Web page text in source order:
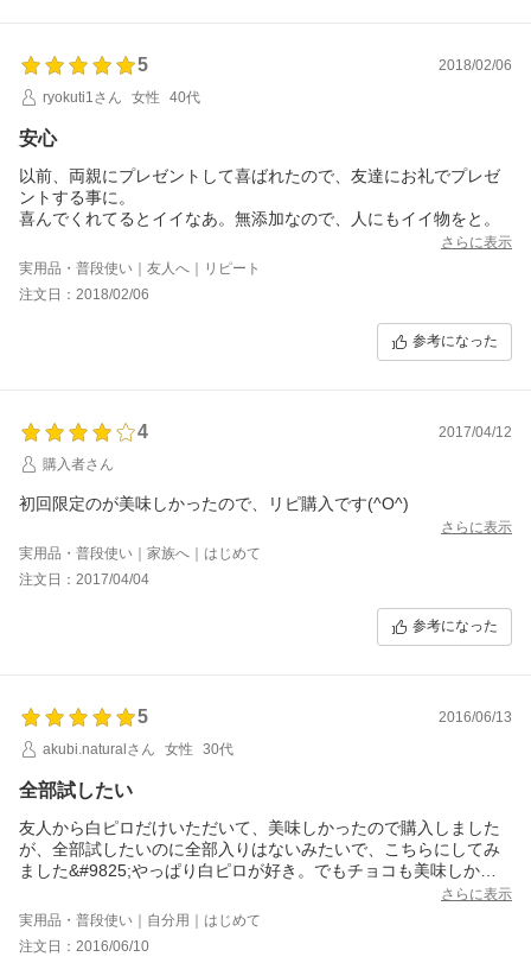
5
2018/02/06
ryokuti1さん
女性 40代
安心
以前、両親にプレゼントして喜ばれたので、友達にお礼でプレゼ
ントする事に。
喜んでくれてるとイイなあ。無添加なので、人にもイイ物をと。
さらに表示
実用品・普段使い｜友人へ｜リピート
注文日：2018/02/06
参考になった
4
2017/04/12
購入者さん
初回限定のが美味しかったので、リピ購入です(^O^)
さらに表示
実用品・普段使い｜家族へ｜はじめて
注文日：2017/04/04
参考になった
5
2016/06/13
akubi.naturalさん
女性 30代
全部試したい
友人から白ピロだけいただいて、美味しかったので購入しました
が、全部試したいのに全部入りはないみたいで、こちらにしてみ
ました&#9825;やっぱり白ピロが好き。でもチョコも美味しかっ
さらに表示
実用品・普段使い｜自分用｜はじめて
注文日：2016/06/10